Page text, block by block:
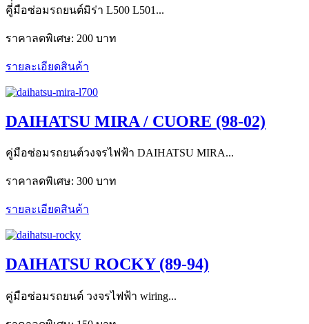
คูี่่มือซ่อมรถยนต์มิร่า L500 L501...
ราคาลดพิเศษ: 200 บาท
รายละเอียดสินค้า
DAIHATSU MIRA / CUORE (98-02)
คู่มือซ่อมรถยนต์วงจรไฟฟ้า DAIHATSU MIRA...
ราคาลดพิเศษ: 300 บาท
รายละเอียดสินค้า
DAIHATSU ROCKY (89-94)
คู่มือซ่อมรถยนต์ วงจรไฟฟ้า wiring...